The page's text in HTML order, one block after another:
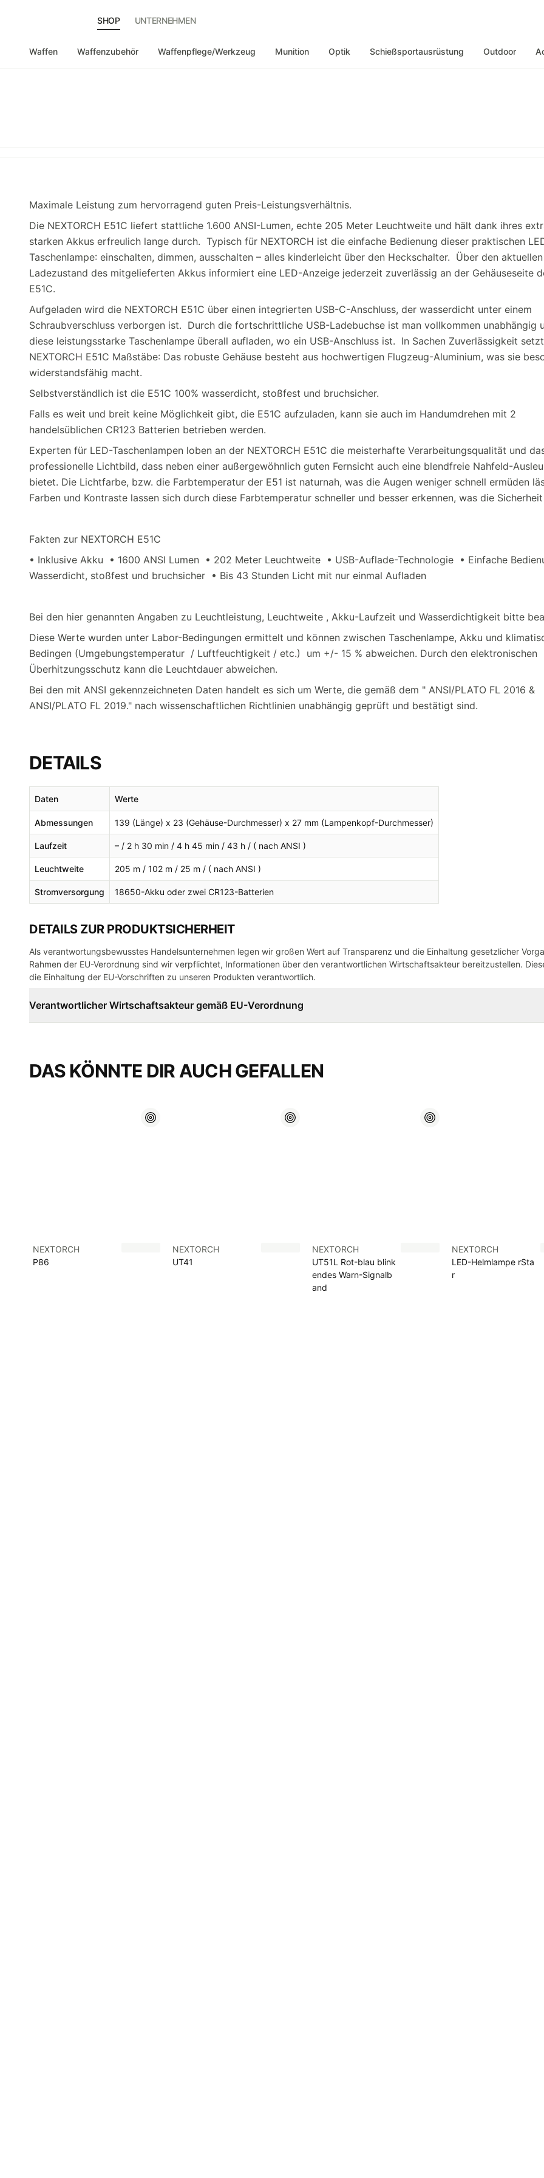
SHOP UNTERNEHMEN
Waffen Waffenzubehör Waffenpflege/Werkzeug Munition Optik Schießsportausrüstung Outdoor
Maximale Leistung zum hervorragend guten Preis-Leistungsverhältnis.
Die NEXTORCH E51C liefert stattliche 1.600 ANSI-Lumen, echte 205 Meter Leuchtweite und hält dank ihres
starken Akkus erfreulich lange durch. Typisch für NEXTORCH ist die einfache Bedienung dieser praktischen
Taschenlampe: einschalten, dimmen, ausschalten – alles kinderleicht über den Heckschalter. Über den aktuellen
Ladezustand des mitgelieferten Akkus informiert eine LED-Anzeige jederzeit zuverlässig an der Gehäuseseite
E51C.
Aufgeladen wird die NEXTORCH E51C über einen integrierten USB-C-Anschluss, der wasserdicht unter einem
Schraubverschluss verborgen ist. Durch die fortschrittliche USB-Ladebuchse ist man vollkommen unabhängig
diese leistungsstarke Taschenlampe überall aufladen, wo ein USB-Anschluss ist. In Sachen Zuverlässigkeit
NEXTORCH E51C Maßstäbe: Das robuste Gehäuse besteht aus hochwertigen Flugzeug-Aluminium, was sie
widerstandsfähig macht.
Selbstverständlich ist die E51C 100% wasserdicht, stoßfest und bruchsicher.
Falls es weit und breit keine Möglichkeit gibt, die E51C aufzuladen, kann sie auch im Handumdrehen mit 2
handelsüblichen CR123 Batterien betrieben werden.
Experten für LED-Taschenlampen loben an der NEXTORCH E51C die meisterhafte Verarbeitungsqualität und
professionelle Lichtbild, dass neben einer außergewöhnlich guten Fernsicht auch eine blendfreie Nahfeld-
bietet. Die Lichtfarbe, bzw. die Farbtemperatur der E51 ist naturnah, was die Augen weniger schnell ermüden
Farben und Kontraste lassen sich durch diese Farbtemperatur schneller und besser erkennen, was die
Fakten zur NEXTORCH E51C
• Inklusive Akku • 1600 ANSI Lumen • 202 Meter Leuchtweite • USB-Auflade-Technologie • Einfache
Wasserdicht, stoßfest und bruchsicher • Bis 43 Stunden Licht mit nur einmal Aufladen
Bei den hier genannten Angaben zu Leuchtleistung, Leuchtweite , Akku-Laufzeit und Wasserdichtigkeit bitte
Diese Werte wurden unter Labor-Bedingungen ermittelt und können zwischen Taschenlampe, Akku und
Bedingen (Umgebungstemperatur / Luftfeuchtigkeit / etc.) um +/- 15 % abweichen. Durch den elektronischen
Überhitzungsschutz kann die Leuchtdauer abweichen.
Bei den mit ANSI gekennzeichneten Daten handelt es sich um Werte, die gemäß dem " ANSI/PLATO FL 2016 &
ANSI/PLATO FL 2019." nach wissenschaftlichen Richtlinien unabhängig geprüft und bestätigt sind.
DETAILS
Daten Werte
Abmessungen 139 (Länge) x 23 (Gehäuse-Durchmesser) x 27 mm (Lampenkopf-Durchmesser)
Laufzeit – / 2 h 30 min / 4 h 45 min / 43 h / ( nach ANSI )
Leuchtweite 205 m / 102 m / 25 m / ( nach ANSI )
Stromversorgung 18650-Akku oder zwei CR123-Batterien
DETAILS ZUR PRODUKTSICHERHEIT
Als verantwortungsbewusstes Handelsunternehmen legen wir großen Wert auf Transparenz und die Einhaltung gesetzlicher
Rahmen der EU-Verordnung sind wir verpflichtet, Informationen über den verantwortlichen Wirtschaftsakteur bereitzustellen.
die Einhaltung der EU-Vorschriften zu unseren Produkten verantwortlich.
Verantwortlicher Wirtschaftsakteur gemäß EU-Verordnung
DAS KÖNNTE DIR AUCH GEFALLEN
NEXTORCH
P86
NEXTORCH
UT41
NEXTORCH
UT51L Rot-blau blink
endes Warn-Signalb
and
NEXTORCH
LED-Helmlampe rSta
r